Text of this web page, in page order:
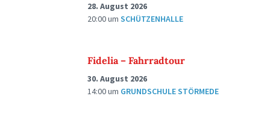
28. August 2026
20:00um SCHÜTZENHALLE
Fidelia – Fahrradtour
30. August 2026
14:00um GRUNDSCHULE STÖRMEDE